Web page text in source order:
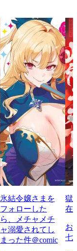
氷結令嬢さまを
フォローした
ら、メチャメチ
ャ溺愛されてし
まった件＠comic
獄
在
お
七